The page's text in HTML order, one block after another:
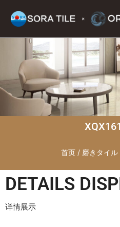
首页/ 磨きタイル
DETAILS
详情展示